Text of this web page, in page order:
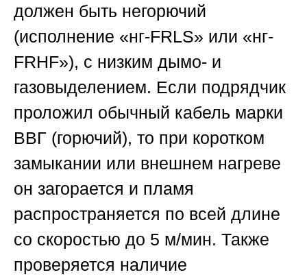
должен быть негорючий
(исполнение «нг-FRLS» или «нг-
FRHF»), с низким дымо- и
газовыделением. Если подрядчик
проложил обычный кабель марки
ВВГ (горючий), то при коротком
замыкании или внешнем нагреве
он загорается и пламя
распространяется по всей длине
со скоростью до 5 м/мин. Также
проверяется наличие